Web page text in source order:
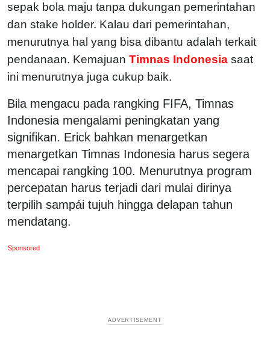
sepak bola maju tanpa dukungan pemerintahan
dan stake holder. Kalau dari pemerintahan,
menurutnya hal yang bisa dibantu adalah terkait
pendanaan. Kemajuan Timnas Indonesia saat
ini menurutnya juga cukup baik.
Bila mengacu pada rangking FIFA, Timnas
Indonesia mengalami peningkatan yang
signifikan. Erick bahkan menargetkan
menargetkan Timnas Indonesia harus segera
mencapai rangking 100. Menurutnya program
percepatan harus terjadi dari mulai dirinya
terpilih sampái tujuh hingga delapan tahun
mendatang.
Sponsored